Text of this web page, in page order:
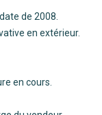
de 2008.
en extérieur.
en cours.